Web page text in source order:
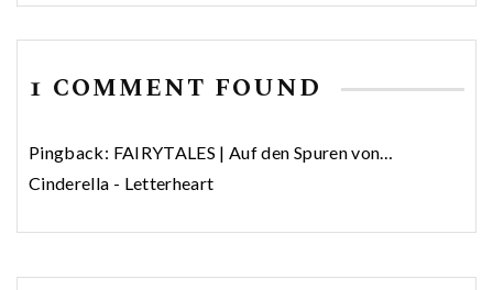
1 COMMENT FOUND
Pingback: FAIRYTALES | Auf den Spuren von…
Cinderella - Letterheart